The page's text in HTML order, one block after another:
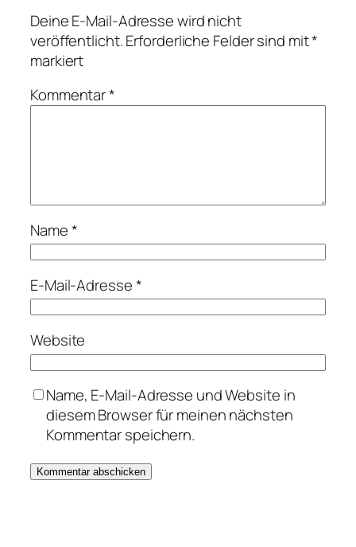
Deine E-Mail-Adresse wird nicht
veröffentlicht.Erforderliche Felder sind mit*
markiert
Kommentar*
Name*
E-Mail-Adresse*
Website
Name, E-Mail-Adresse und Website in
diesem Browser für meinen nächsten
Kommentar speichern.